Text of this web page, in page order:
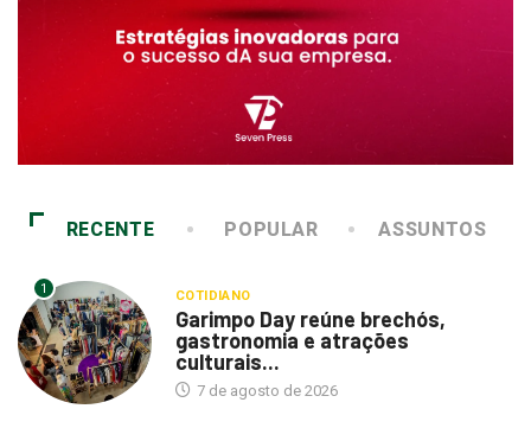
RECENTE POPULAR ASSUNTOS
1 COTIDIANO
Garimpo Day reúne brechós,
gastronomia e atrações
culturais...
7 de agosto de 2026